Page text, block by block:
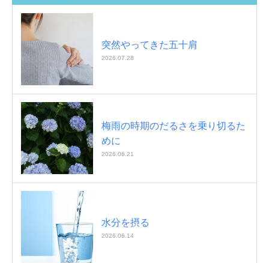
突然やってきた五十肩
2026.07.28
梅雨の時期のだるさを乗り切るた
めに
2026.06.21
水分を摂る
2026.06.14